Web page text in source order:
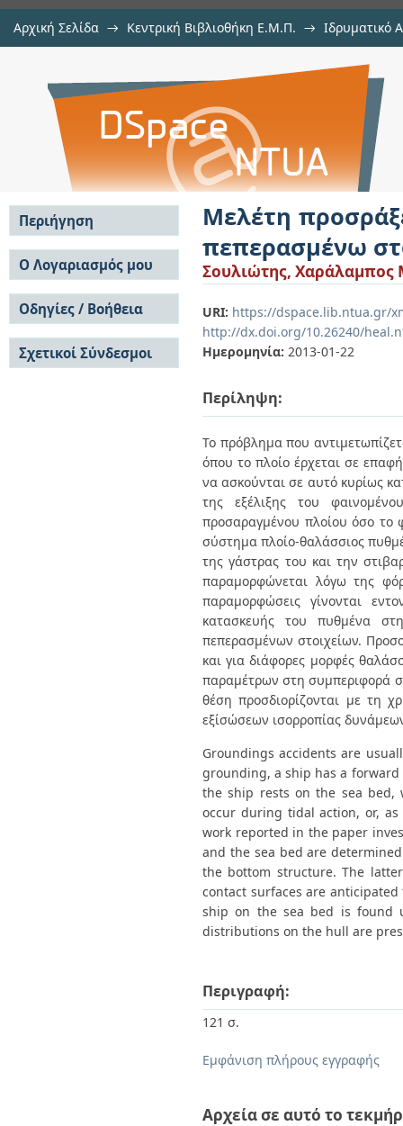
Αρχική Σελίδα → Κεντρική Βιβλιοθήκη Ε.Μ.Π. → Ιδρυματικό
Μελέτη προσράξεων πλοίων
στοιχείων
Μελέτη
πεπερασμένω
Σουλιώτης, Χαράλαμπος
URI: https://dspace.lib.ntua.gr/
http://dx.doi.org/10.26240/
Ημερομηνία: 2013-01-22
Περίληψη:
Το πρόβλημα που
όπου το πλοίο έρχεται σε
να ασκούνται σε αυτό κυρίως
της εξέλιξης του
προσαραγμένου πλοίου όσο το
σύστημα πλοίο-θαλάσσιος
της γάστρας του και την
παραμορφώνεται λόγω της
παραμορφώσεις γίνονται
κατασκευής του πυθμένα
πεπερασμένων στοιχείων.
και για διάφορες μορφές
παραμέτρων στη συμπεριφορά
θέση προσδιορίζονται με τη
εξίσώσεων ισορροπίας
Groundings accidents are
grounding, a ship has a
the ship rests on the sea bed,
occur during tidal action, or,
work reported in the paper
and the sea bed are
the bottom structure. The
contact surfaces are
ship on the sea bed is found
distributions on the hull are
Περιγραφή:
121 σ.
Εμφάνιση πλήρους εγγραφής
Αρχεία σε αυτό το
Περιήγηση
Σε όλο το DSpace
Κοινότητες & Συλλογές
Ανά Ημερομηνία
Έκδοσης
Συγγραφείς
Τίτλοι
Θέματα
Ο Λογαριασμός μου
Σύνδεση
Εγγραφή
Οδηγίες / Βοήθεια
Οδηγίες Υποβολής
Οδηγίες Χρήσης ΙΑ
Συχνές Ερωτήσεις
Σχετικοί Σύνδεσμοι